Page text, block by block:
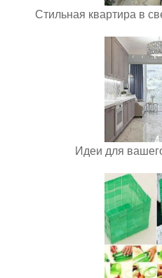
Стильная квартира в
Идеи для